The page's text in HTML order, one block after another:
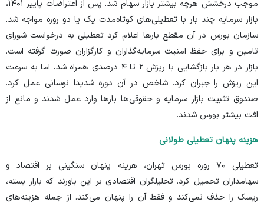
موجب درخشش هرچه بیشتر بازار سهام شد. پس از اعتراضات پاییز ۱۴۰۱،
بازار سرمایه چند بار با تعطیلی‌های کوتاه‌مدت یک یا دو روزه مواجه شد.
سازمان بورس در آن مقطع بار‌ها اعلام کرد تعطیلی به درخواست شورای
تامین و برای حفظ امنیت سرمایه‌گذاران و کارگزاران صورت گرفته است.
بازار در هر بار بازگشایی با ریزش ۲ تا ۴ درصدی همراه شد، اما به سرعت
این ریزش را جبران کرد. شاخص در آن دوره شدیدا نوسانی عمل کرد.
صندوق تثبیت بازار سرمایه و حقوقی‌ها بار‌ها وارد عمل شدند و مانع از
افت بیشتر بورس شدند.
هزینه پنهان تعطیلی طولانی
تعطیلی ۷۰ روزه بورس تهران، هزینه پنهان سنگینی بر اقتصاد و
سهامداران تحمیل کرد. تحلیلگران اقتصادی بر این باورند که بازار بسته،
ریسک را حذف نمی‌کند و فقط آن را پنهان می‌کند. از جمله هزینه‌های